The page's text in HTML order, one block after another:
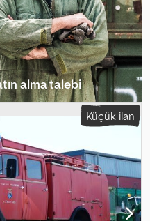
olarak değerlendirilir. Garanti
bilgiler bağlayıcı değildir,
mahfuzdur! Chsdpex Eda
alma talebi
Küçük ilan